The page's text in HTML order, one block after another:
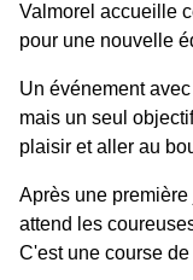
Valmorel accueille
pour une nouvelle
Un événement
mais un seul
plaisir et aller au
Après une
attend les
C'est une course